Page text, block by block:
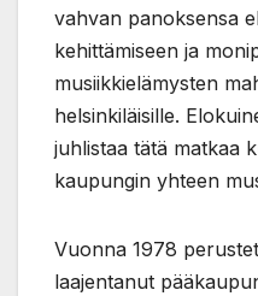
vahvan panoksensa
kehittämiseen ja
musiikkielämysten
helsinkiläisille.
juhlistaa tätä matkaa
kaupungin yhteen
Vuonna 1978
laajentanut